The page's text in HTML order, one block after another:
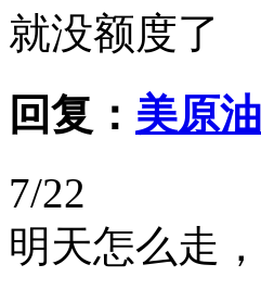
就没额度了
回复： 美原
7/22
明天怎么走